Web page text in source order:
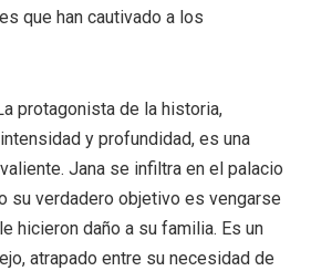
que han cautivado a los
protagonista de la historia,
y profundidad, es una
Jana se infiltra en el palacio
su verdadero objetivo es vengarse
hicieron daño a su familia. Es un
atrapado entre su necesidad de